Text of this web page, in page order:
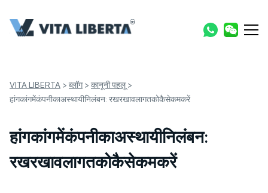
VITA LIBERTA > ब्लॉग> कानूनी पहलू>
हांगकांगमेंकंपनीकाअस्थायीनिलंबन: रखरखावलागतकोकैसेकमकरें
हांगकांगमेंकंपनीकाअस्थायीनिलंबन:
रखरखावलागतकोकैसेकमकरें